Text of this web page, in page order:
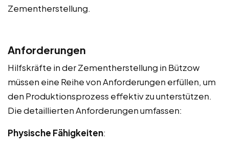
Zementherstellung.
Anforderungen
Hilfskräfte in der Zementherstellung in Bützow
müssen eine Reihe von Anforderungen erfüllen, um
den Produktionsprozess effektiv zu unterstützen.
Die detaillierten Anforderungen umfassen:
Physische Fähigkeiten: